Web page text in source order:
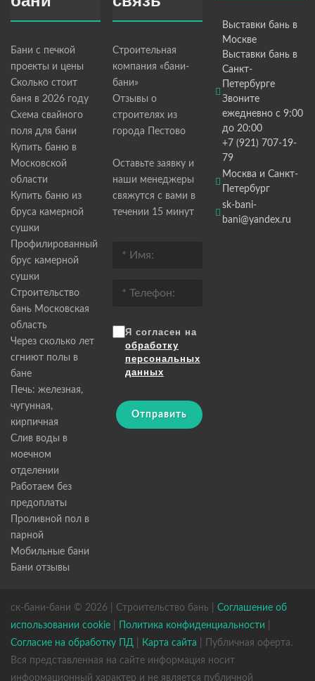
Бани с печкой
проекты и цены
Сколько стоит
баня в 2026 году
Схема свайного
поля для бани
Купить баню в
Московской
области
Купить баню из
бруса камерной
сушки
Профилированный
брус камерной
сушки
Строительство
бань Московская
область
Через сколько лет
сгниют полы в
бане
Печь: железная,
чугунная,
кирпичная
Слив воды в
моечном
отделении
Работаем без
предоплаты
Проливной пол в
парной
Мобильные бани
Бани отзывы
Строительная
компания «бани-
бани»
Отзывы о
строителях из
города Пестово
Оставьте заявку и
наши менеджеры
свяжутся с вами в
течении 15 минут
Я согласен на
обработку
персональных
данных
Отправить
Выставки бань в
Москве
Выставки бань в
Санкт-
Петербурге
Звоните
ежедневно с 9:00
до 20:00
+7 (921) 707-19-
79
Москва и Санкт-
Петербург
sk-bani-
bani@yandex.ru
ск-бани-бани © 2026 | Строительство бань | Соглашение об
использовании cookie
Политика конфиденциальности
Согласие на обработку ПД
Карта сайта | Публичная оферта.
Вся представленная на сайте информация носит
информационный характер и не является публичной